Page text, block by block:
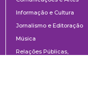
Informação e Cultura
Jornalismo e Editoração
Música
Relações Públicas,